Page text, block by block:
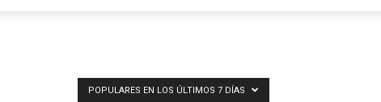
POPULARES EN LOS ÚLTIMOS 7 DÍAS